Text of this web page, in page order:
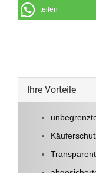
teilen
Ihre Vorteile